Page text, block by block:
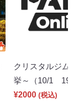
クリスタルジム
挙～（10/1
¥2000 (税込)